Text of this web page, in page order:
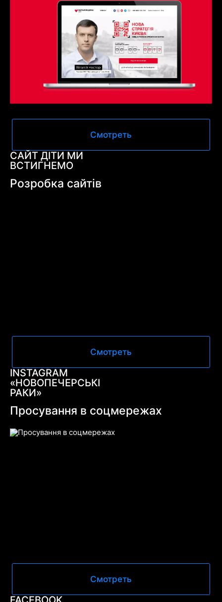
Смотреть
САЙТ ДІТИ МИ
ВСТИГНЕМО
Розробка сайтів
Смотреть
INSTAGRAM
«НОВОПЕЧЕРСЬКІ
РАКИ»
Просування в соцмережах
Смотреть